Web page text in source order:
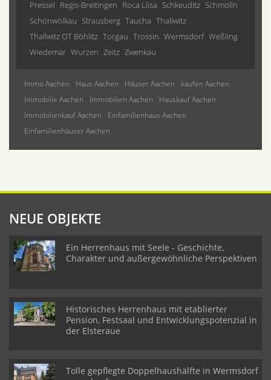
Pressel Regis-Breitingen Roca Llisa Schkeuditz Schmölln
Schönwölkau Strausberg Taucha Thallwitz
Thallwitz OT Böhlitz Torgau Trossin Wermsdorf Weßling
Wiedemar Wurzen Zeitz Zwenkau
Immo Aachen Haus Aachen Häuser Aachen
kaufen Aachen
Immobilie Aachen
Immobilien Aachen
Hauskauf Aachen
Immobilienkauf Aachen
Einfamilienhaus Aachen
Einfamilienhäuser Aachen
NEUE OBJEKTE
Ein Herrenhaus mit Seele - Geschichte,
Charakter und außergewöhnliche Perspektiven
Historisches Herrenhaus mit etablierter
Pension, Festsaal und Entwicklungspotenzial in
der Elsteraue
Tolle gepflegte Doppelhaushälfte in Wermsdorf